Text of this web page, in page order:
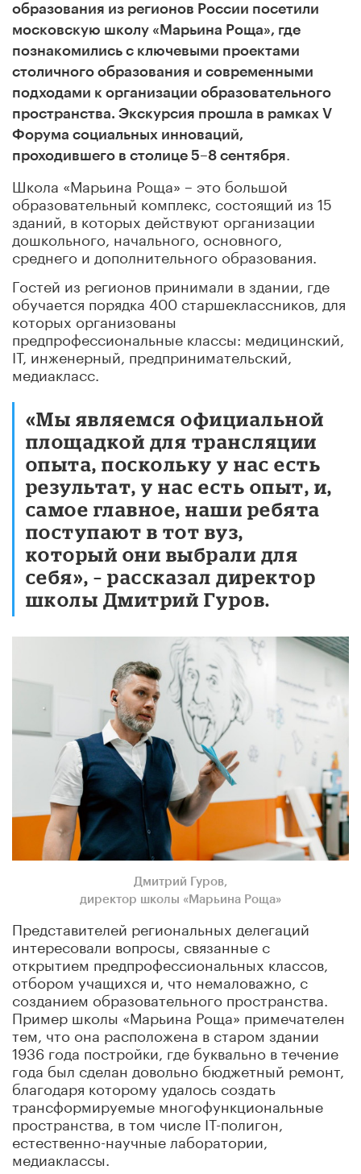
образования из регионов России посетили
московскую школу «Марьина Роща», где
познакомились с ключевыми проектами
столичного образования и современными
подходами к организации образовательного
пространства. Экскурсия прошла в рамках V
Форума социальных инноваций,
проходившего в столице 5–8 сентября
Школа «Марьина Роща» – это большой
образовательный комплекс, состоящий из 15
зданий, в которых действуют организации
дошкольного, начального, основного,
среднего и дополнительного образования.
Гостей из регионов принимали в здании, где
обучается порядка 400 старшеклассников, для
которых организованы
предпрофессиональные классы: медицинский,
IT, инженерный, предпринимательский,
медиакласс.
«Мы являемся официальной
площадкой для трансляции
опыта, поскольку у нас есть
результат, у нас есть опыт, и,
самое главное, наши ребята
поступают в тот вуз,
который они выбрали для
себя», – рассказал директор
школы Дмитрий Гуров.
Дмитрий Гуров,
директор школы «Марьина Роща»
Представителей региональных делегаций
интересовали вопросы, связанные с
открытием предпрофессиональных классов,
отбором учащихся и, что немаловажно, с
созданием образовательного пространства.
Пример школы «Марьина Роща» примечателен
тем, что она расположена в старом здании
1936 года постройки, где буквально в течение
года был сделан довольно бюджетный ремонт,
благодаря которому удалось создать
трансформируемые многофункциональные
пространства, в том числе IT-полигон,
естественно-научные лаборатории,
медиаклассы.